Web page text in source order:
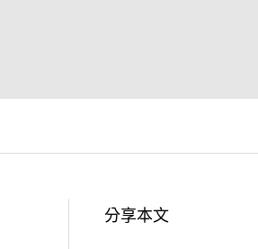
分享本文